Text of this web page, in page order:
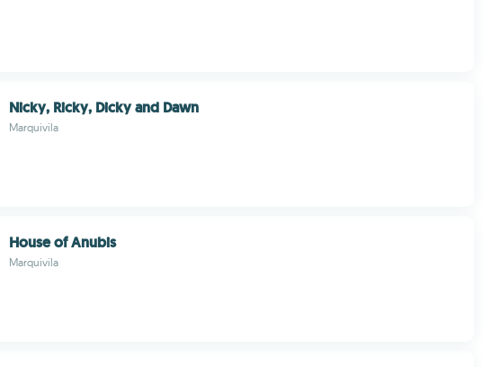
Nicky, Ricky, Dicky and Dawn
Marquivila
House of Anubis
Marquivila